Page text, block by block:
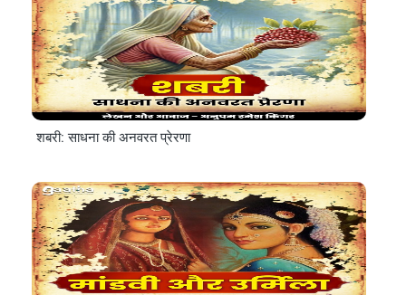
शबरी: साधना की अनवरत प्रेरणा